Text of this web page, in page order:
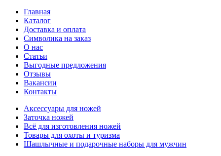
Главная
Каталог
Доставка и оплата
Символика на заказ
О нас
Статьи
Выгодные предложения
Отзывы
Вакансии
Контакты
Аксессуары для ножей
Заточка ножей
Всё для изготовления ножей
Товары для охоты и туризма
Шашлычные и подарочные наборы для мужчин